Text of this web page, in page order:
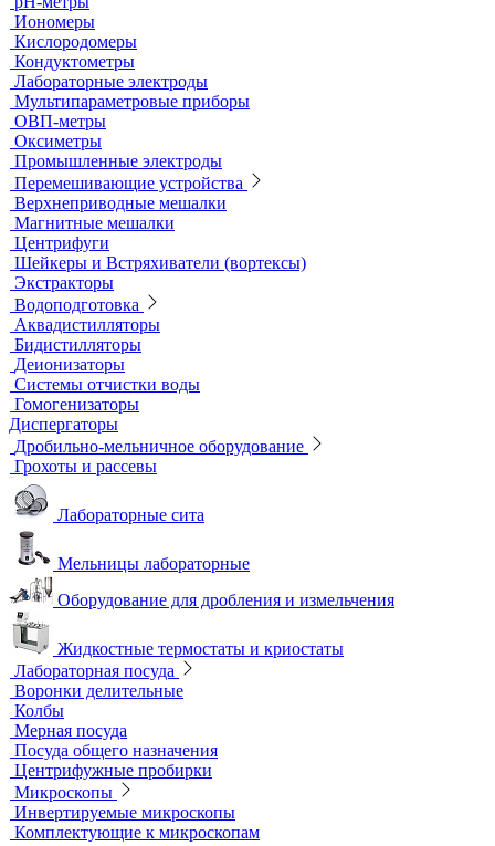
Холодильники лабораторные
Шкафы общелабораторные
Штативы лабораторные
Электрохимическое оборудование
pH-метры
Иономеры
Кислородомеры
Кондуктометры
Лабораторные электроды
Мультипараметровые приборы
ОВП-метры
Оксиметры
Промышленные электроды
Перемешивающие устройства
Верхнеприводные мешалки
Магнитные мешалки
Центрифуги
Шейкеры и Встряхиватели (вортексы)
Экстракторы
Водоподготовка
Аквадистилляторы
Бидистилляторы
Деионизаторы
Системы отчистки воды
Гомогенизаторы
Диспергаторы
Дробильно-мельничное оборудование
Грохоты и рассевы
Лабораторные сита
Мельницы лабораторные